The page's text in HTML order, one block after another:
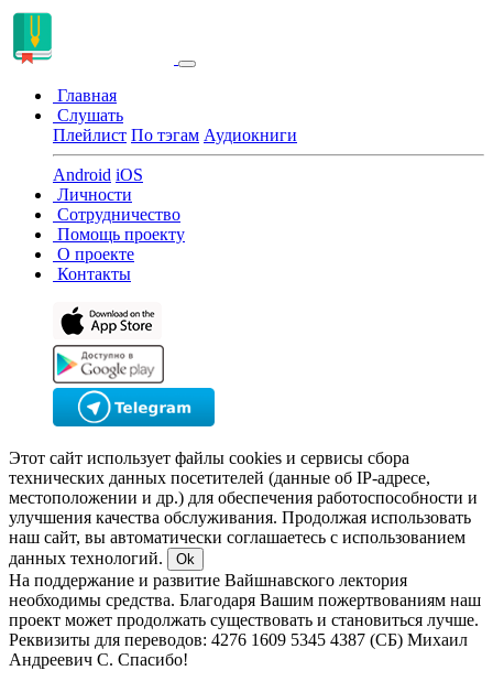
Главная
Слушать
Плейлист По тэгам Аудиокниги
Android iOS
Личности
Сотрудничество
Помощь проекту
О проекте
Контакты
Этот сайт использует файлы cookies и сервисы сбора
технических данных посетителей (данные об IP-адресе,
местоположении и др.) для обеспечения работоспособности и
улучшения качества обслуживания. Продолжая использовать
наш сайт, вы автоматически соглашаетесь с использованием
данных технологий.
Ok
На поддержание и развитие Вайшнавского лектория
необходимы средства. Благодаря Вашим пожертвованиям наш
проект может продолжать существовать и становиться лучше.
Реквизиты для переводов: 4276 1609 5345 4387 (СБ) Михаил
Андреевич С. Спасибо!